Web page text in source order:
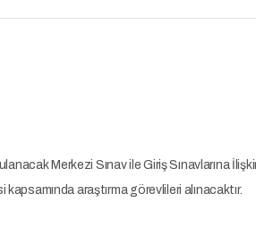
Merkezi Sınav ile Giriş Sınavlarına
araştırma görevlileri alınacaktır.